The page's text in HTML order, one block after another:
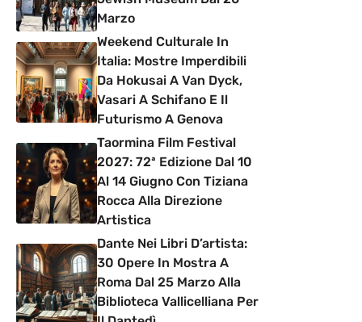
Marzo
Weekend Culturale In
Italia: Mostre Imperdibili
Da Hokusai A Van Dyck,
Vasari A Schifano E Il
Futurismo A Genova
Taormina Film Festival
2027: 72ª Edizione Dal 10
Al 14 Giugno Con Tiziana
Rocca Alla Direzione
Artistica
Dante Nei Libri D’artista:
30 Opere In Mostra A
Roma Dal 25 Marzo Alla
Biblioteca Vallicelliana Per